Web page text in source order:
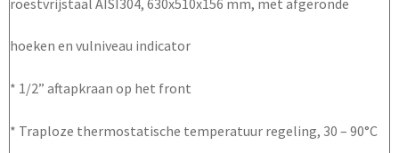
hoeken en vulniveau indicator
* 1/2” aftapkraan op het front
* Traploze thermostatische temperatuur regeling, 30 – 90°C